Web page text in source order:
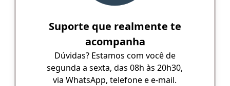
Suporte que realmente te
acompanha
Dúvidas? Estamos com você de
segunda a sexta, das 08h às 20h30,
via WhatsApp, telefone e e-mail.